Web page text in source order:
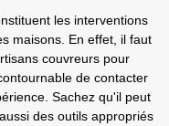
les interventions
maisons. En effet, il faut
couvreurs pour
de contacter
Sachez qu'il peut
des outils appropriés